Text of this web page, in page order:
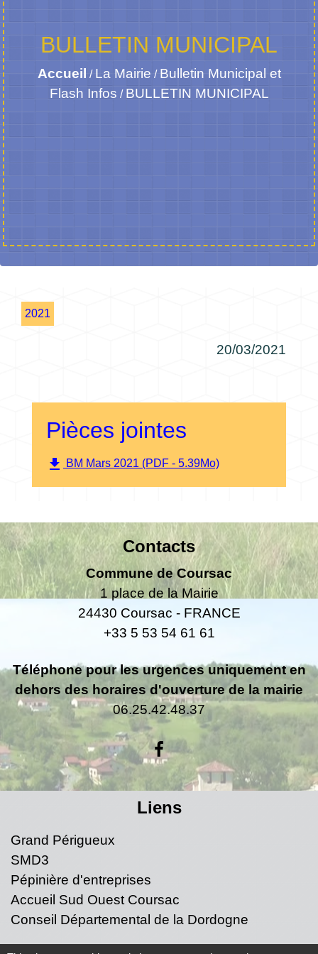
BULLETIN MUNICIPAL
Accueil / La Mairie / Bulletin Municipal et
Flash Infos / BULLETIN MUNICIPAL
2021
20/03/2021
Pièces jointes
file_download BM Mars 2021 (PDF - 5.39Mo)
Contacts
Commune de Coursac
1 place de la Mairie
24430 Coursac - FRANCE
+33 5 53 54 61 61
Téléphone pour les urgences uniquement en
dehors des horaires d'ouverture de la mairie
06.25.42.48.37
Liens
Grand Périgueux
SMD3
Pépinière d'entreprises
Accueil Sud Ouest Coursac
Conseil Départemental de la Dordogne